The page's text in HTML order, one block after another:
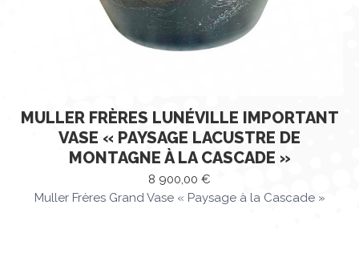
MULLER FRÈRES LUNÉVILLE IMPORTANT
VASE « PAYSAGE LACUSTRE DE
MONTAGNE À LA CASCADE »
8 900,00 €
Muller Frères Grand Vase « Paysage à la Cascade »